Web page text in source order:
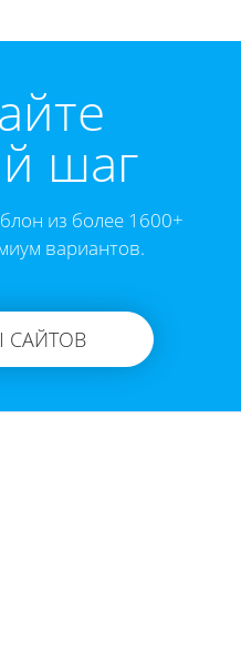
шаг
из более 1600+
вариантов.